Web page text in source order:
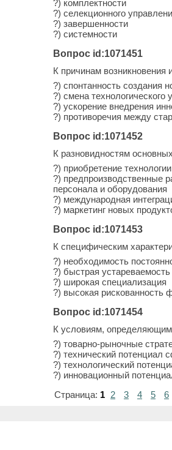
?) комплектности
?) селекционного
?) завершенности
?) системности
Вопрос id:1071451
К причинам возникновения
?) спонтанность создания
?) смена технологического
?) ускорение внедрения
?) противоречия между
Вопрос id:1071452
К разновидностям
?) приобретение
?) предпроизводственные
персонала и оборудования
?) международная
?) маркетинг новых
Вопрос id:1071453
К специфическим
?) необходимость
?) быстрая устареваемость
?) широкая специализация
?) высокая рискованность
Вопрос id:1071454
К условиям, определяющим
?) товарно-рыночные
?) технический потенциал
?) технологический
?) инновационный
Страница: 1 2 3 4 5 6